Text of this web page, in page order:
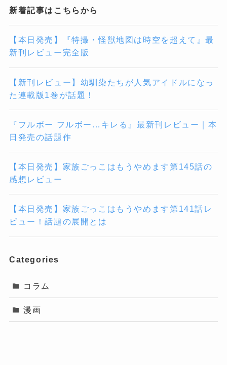
新着記事はこちらから
【本日発売】『特撮・怪獣地図は時空を超えて』最
新刊レビュー完全版
【新刊レビュー】幼馴染たちが人気アイドルになっ
た連載版1巻が話題！
『フルボー フルボー…キレる』最新刊レビュー｜本
日発売の話題作
【本日発売】家族ごっこはもうやめます第145話の
感想レビュー
【本日発売】家族ごっこはもうやめます第141話レ
ビュー！話題の展開とは
Categories
コラム
漫画